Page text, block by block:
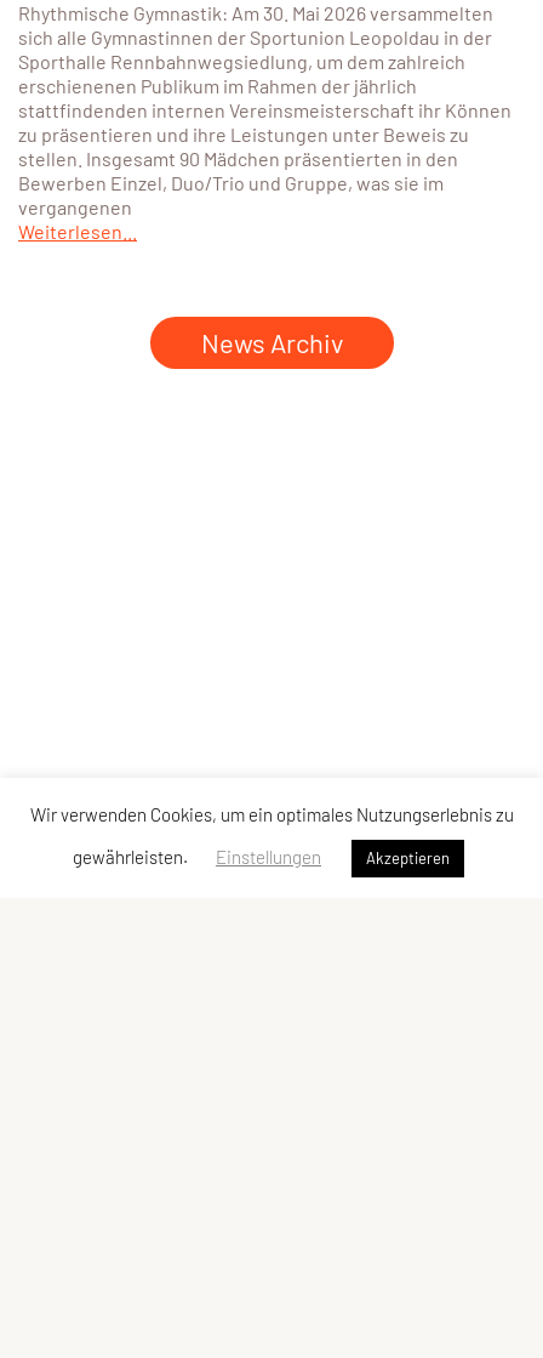
Rhythmische Gymnastik: Am 30. Mai 2026 versammelten
sich alle Gymnastinnen der Sportunion Leopoldau in der
Sporthalle Rennbahnwegsiedlung, um dem zahlreich
erschienenen Publikum im Rahmen der jährlich
stattfindenden internen Vereinsmeisterschaft ihr Können
zu präsentieren und ihre Leistungen unter Beweis zu
stellen. Insgesamt 90 Mädchen präsentierten in den
Bewerben Einzel, Duo/Trio und Gruppe, was sie im
vergangenen
Weiterlesen...
News Archiv
Wir verwenden Cookies, um ein optimales Nutzungserlebnis zu
gewährleisten.
Einstellungen Akzeptieren